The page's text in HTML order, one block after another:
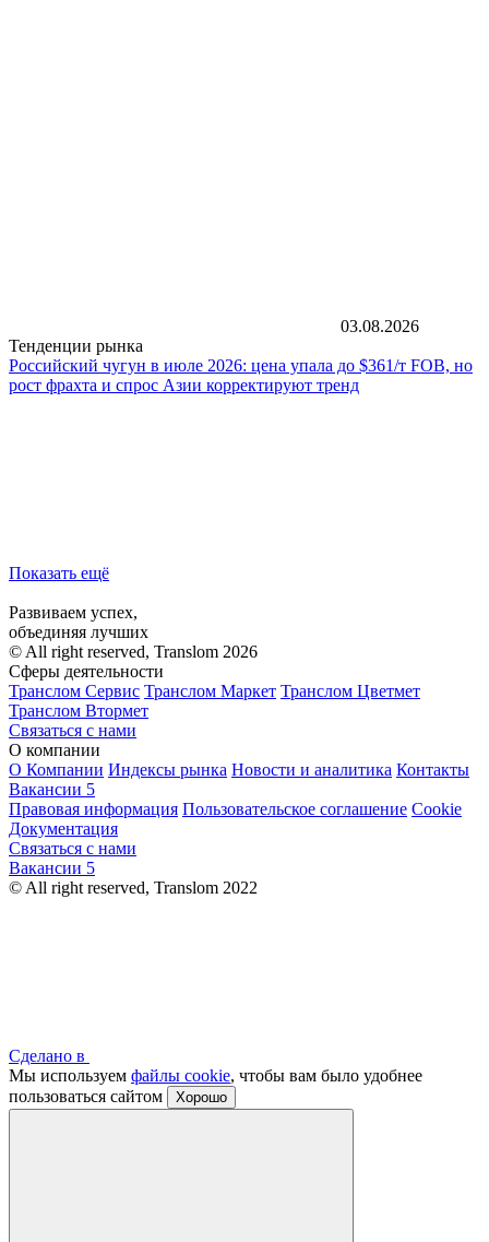
03.08.2026
Тенденции рынка
Российский чугун в июле 2026: цена упала до $361/т FOB, но
рост фрахта и спрос Азии корректируют тренд
Показать ещё
Развиваем успех,
объединяя лучших
© All right reserved, Translom 2026
Сферы деятельности
Транслом Сервис Транслом Маркет Транслом Цветмет
Транслом Втормет
Связаться с нами
О компании
О Компании Индексы рынка Новости и аналитика Контакты
Вакансии 5
Правовая информация Пользовательское соглашение Cookie
Документация
Связаться с нами
Вакансии 5
© All right reserved, Translom 2022
Сделано в
Мы используем файлы cookie, чтобы вам было удобнее
пользоваться сайтом
Хорошо